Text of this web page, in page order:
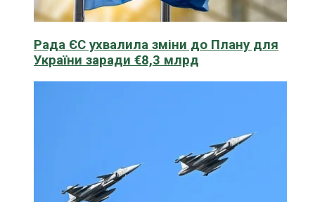
Рада ЄС ухвалила зміни до Плану для
України заради €8,3 млрд